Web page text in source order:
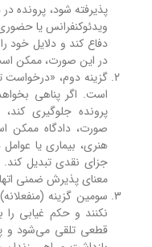
پذیرفته شود، پرونده
ویدئوکنفرانس یا
دفاع کند و دلایل خود
در این صورت، ممکن
گزینه دوم،
است. اگر پناهی
پرونده جلوگیری
صورت، دادگاه ممکن
هنری، بیماری یا
جزای نقدی تبدیل کند.
معنای پذیرش ضمنی
سومین گزینه
نکنند و حکم غیابی را
قطعی تلقی می‌شود و